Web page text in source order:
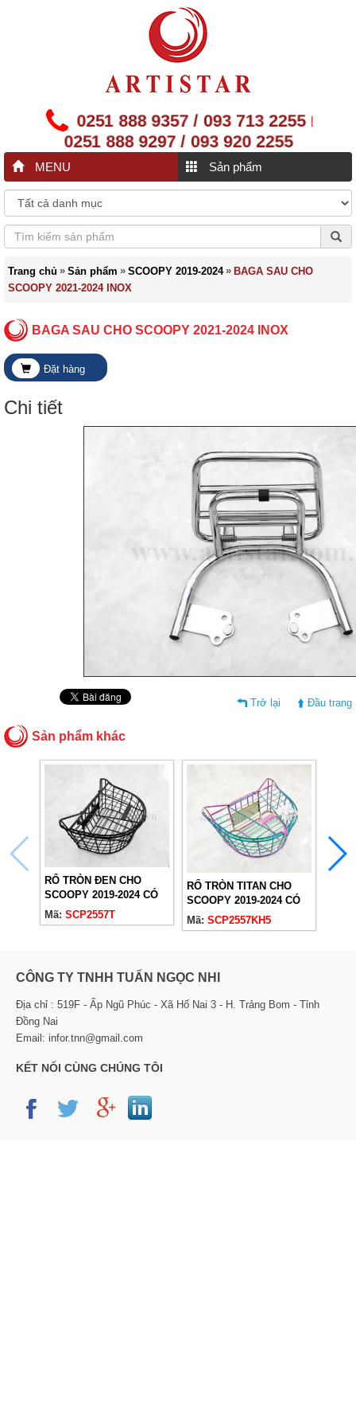
0251 888 9357 / 093 713 2255
0251 888 9297 / 093 920 2255
MENU Sản phẩm
Trang chủ » Sản phẩm » SCOOPY 2019-2024 » BAGA SAU CHO
SCOOPY 2021-2024 INOX
BAGA SAU CHO SCOOPY 2021-2024 INOX
Đặt hàng
Chi tiết
Trở lại Đầu trang
Sản phẩm khác
RỔ TRÒN ĐEN CHO
SCOOPY 2019-2024 CÓ
NẮP
Mã: SCP2557T
RỔ TRÒN TITAN CHO
SCOOPY 2019-2024 CÓ
NẮP
Mã: SCP2557KH5
CÔNG TY TNHH TUẤN NGỌC NHI
Địa chỉ : 519F - Ấp Ngũ Phúc - Xã Hố Nai 3 - H. Trảng Bom - Tỉnh
Đồng Nai
Email: infor.tnn@gmail.com
KẾT NỐI CÙNG CHÚNG TÔI